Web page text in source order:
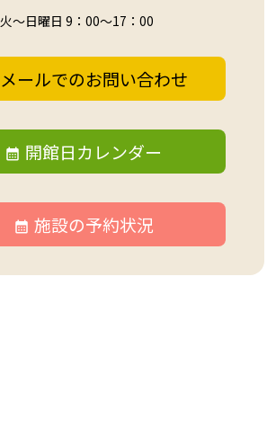
火～日曜日 9：00～17：00
メールでのお問い合わせ
開館日カレンダー
施設の予約状況